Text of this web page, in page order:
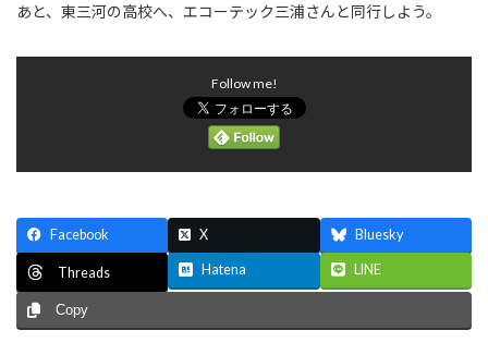
あと、東三河の高校へ、エコーテック三浦さんと同行しよう。
Follow me!
Facebook X Bluesky
Threads Hatena LINE
Copy